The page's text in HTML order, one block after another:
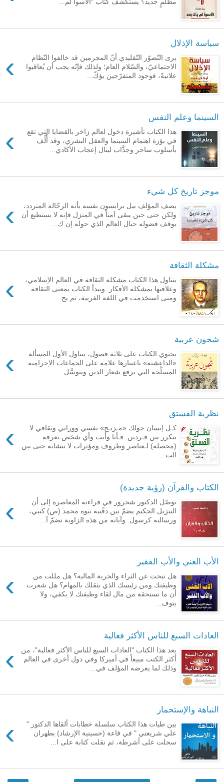
سياسة الإذلال
›
يرى التّصوّر التّقليدي أنّ المجرمين قد خالفوا النّظام
الاجتماعيّ، والسّلام العام؛ ولذلك فإنّه يجب أن يُعاقبوا
علانيةً، فوجود المتفرّجين يؤكّ...
السينما وعلم النفس
›
هذا الكتاب تأشيرة دخول لعالم زاخر بالقضايا التي تقع
في بؤرة اهتمام السينما والعقل البشري، وقد أُلِّف
بأسلوب ساحر وجذَّاب لينال إعجاب الأكادي...
موجز تاريخ كل شيء
›
يصف المؤلف بيل برايسون نفسه بأنه الرحّالة المتردد،
ولكن حتى حين يبقى آمناً في المنزل فإنه لا يستطيع أن
يوقف فضوله حيال العالم الذي حوله.إن ك...
مشكلة الثقافة
›
يتناول هذا الكتاب مشكلة الثقافة في العالم الإسلامي،
وعلاقتها بمشكلة الأفكار. ويبدأ الكتاب بمعنى الثقافة
ومتى استخدمت في اللغة الغربية، ثم يح...
شجون عربية
›
يحتوي الكتاب على ثلاثة فصول، يتناول الأول المسألة
«الداعشية» باعتبارها علامة على الجماعات الإجرامية
المسلَّحة التي ترفع شعار الدين وتتوسَّل ...
نظرية الفستق
›
كـل إنسان حولك «مـزيـج» نفسي ووراثي وثقافي لا
يتكرر بين فـردين. فـأنا وأنت وأي شخص تعرفه
(محصلة) لـعناصر وظروف ومؤثرات لا تتشابه حتى بين
الت...
الكتاب والقرآن (رؤية جديدة)
›
توصّل الدكتور شحرور في قراءته المعاصرة إلى أن
التنزيل الحكيم يضمّ بين دفّتيه نبوة محمد (ص) كنبي،
ورسالته كرسول. وآياته من هذه الزاوية تضمّ آ...
الأب الغني والأب الفقير
›
هل تبحث عن الثراء والحرية المالية؟ هل مللت من
وظيفتك ومن رئيسك الذي يثقلك بالمهام؟ هل شعرت
أن ما تستحقة من مال لقاء وظيفتك لا يكفي، ولا
يتوف...
العادات السبع للناس الأكثر فعالية
›
يعد هذا الكتاب "العادات السبع للناس الأكثر فعالية"، من
أكثر الكتب مبيعاً في أميركا وفي دول أخرى في العالم
وذلك لما يعرضه المؤلف في...
النباهة والإستحمار
›
بين طيات هذا الكتاب سلسلة خطابات ألقاها الدكتور "
علي شريعتي " في قاعة (حسينية الإرشاد) بطهران
سجلت على أشرطة، ثم نقلت كتابة على ا...